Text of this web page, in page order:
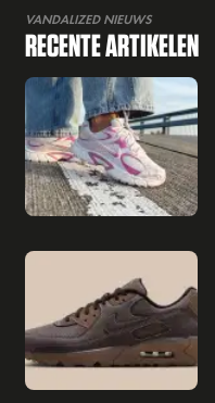
VANDALIZED NIEUWS
RECENTE ARTIKELEN